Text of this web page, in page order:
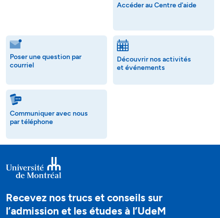
Accéder au Centre d'aide
Poser une question par
courriel
Découvrir nos activités
et événements
Communiquer avec nous
par téléphone
Recevez nos trucs et conseils sur
l’admission et les études à l’UdeM